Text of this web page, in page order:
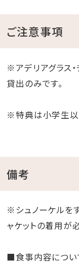
ご注意事項
※アデリアグラス
貸出のみです。
※特典は小学生以
備考
※シュノーケルを
ャケットの着用が
■食事内容につい